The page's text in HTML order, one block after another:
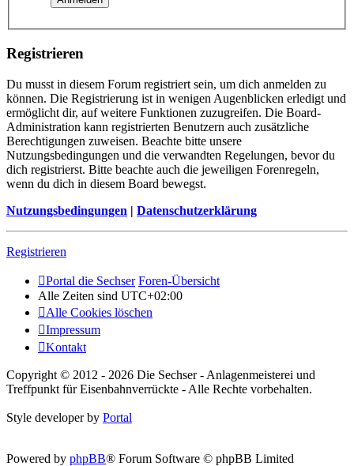
Registrieren
Du musst in diesem Forum registriert sein, um dich anmelden zu
können. Die Registrierung ist in wenigen Augenblicken erledigt und
ermöglicht dir, auf weitere Funktionen zuzugreifen. Die Board-
Administration kann registrierten Benutzern auch zusätzliche
Berechtigungen zuweisen. Beachte bitte unsere
Nutzungsbedingungen und die verwandten Regelungen, bevor du
dich registrierst. Bitte beachte auch die jeweiligen Forenregeln,
wenn du dich in diesem Board bewegst.
Nutzungsbedingungen | Datenschutzerklärung
Registrieren
Portal die Sechser Foren-Übersicht
Alle Zeiten sind UTC+02:00
Alle Cookies löschen
Impressum
Kontakt
Copyright © 2012 - 2026 Die Sechser - Anlagenmeisterei und
Treffpunkt für Eisenbahnverrückte - Alle Rechte vorbehalten.
Style developer by Portal
Powered by phpBB® Forum Software © phpBB Limited